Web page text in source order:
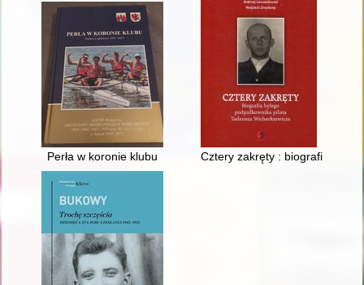
Perła w koronie klubu Cztery zakręty : biografia